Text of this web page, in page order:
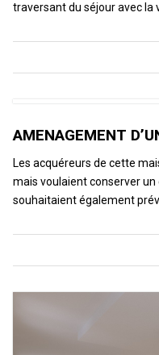
traversant du séjour avec la
AMENAGEMENT
Les acquéreurs de cette
mais voulaient conserver un
souhaitaient également